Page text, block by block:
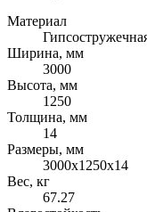
Материал
Ширина, мм
3000
Высота, мм
1250
Толщина, мм
14
Размеры, мм
3000х1250х14
Вес, кг
67.27